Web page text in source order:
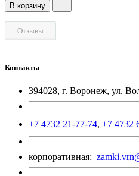
В корзину
Отзывы
Контакты
394028, г. Воронеж, ул.
+7 4732 21-77-74, +7 4732
корпоративная: